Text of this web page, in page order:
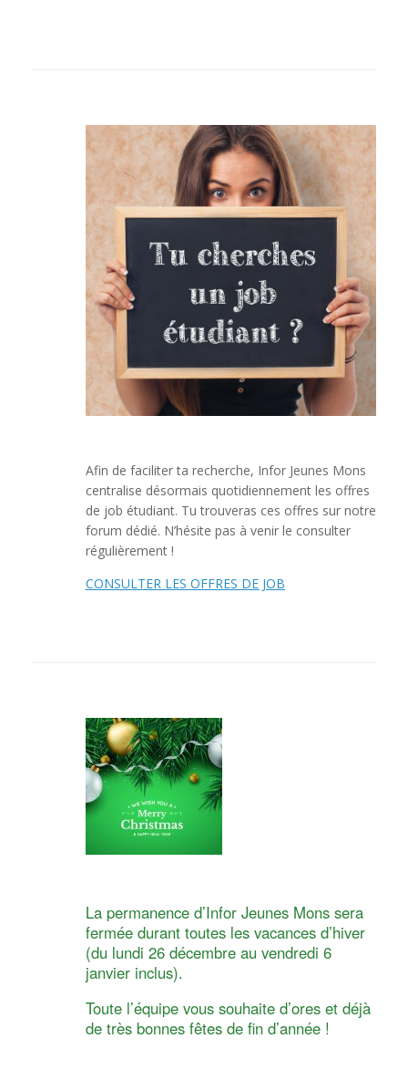
Afin de faciliter ta recherche, Infor Jeunes Mons
centralise désormais quotidiennement les offres
de job étudiant. Tu trouveras ces offres sur notre
forum dédié. N’hésite pas à venir le consulter
régulièrement !
CONSULTER LES OFFRES DE JOB
La permanence d’Infor Jeunes Mons sera
fermée durant toutes les vacances d’hiver
(du lundi 26 décembre au vendredi 6
janvier inclus).
Toute l’équipe vous souhaite d’ores et déjà
de très bonnes fêtes de fin d’année !